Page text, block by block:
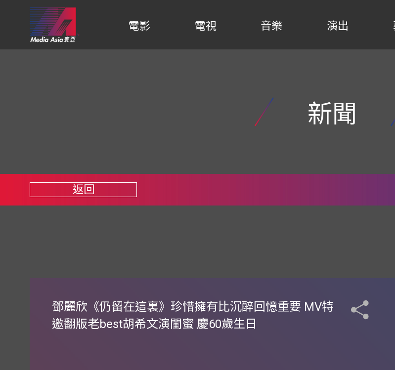
電影 電視 音樂 演出
新聞
返回
鄧麗欣《仍留在這裏》珍惜擁有比沉醉回憶重要 MV特
邀翻版老best胡希文演閨蜜 慶60歲生日